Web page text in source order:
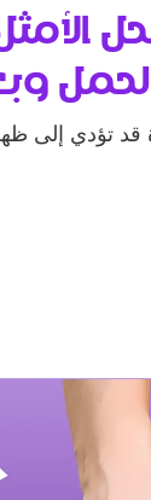
الحمل
قد تؤدي إلى